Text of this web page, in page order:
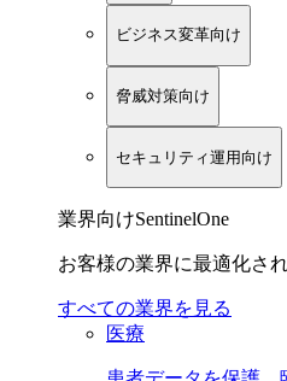
ビジネス変革向け
脅威対策向け
セキュリティ運用向け
業界向けSentinelOne
お客様の業界に最適化さ
すべての業界を見る
医療